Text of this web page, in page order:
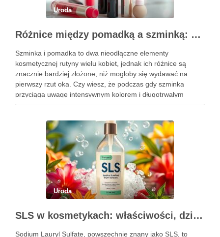
Uroda
Różnice między pomadką a szminką: co warto wiedzieć?
Szminka i pomadka to dwa nieodłączne elementy
kosmetycznej rutyny wielu kobiet, jednak ich różnice są
znacznie bardziej złożone, niż mogłoby się wydawać na
pierwszy rzut oka. Czy wiesz, że podczas gdy szminka
przyciąga uwagę intensywnym kolorem i długotrwałym
efektem, pomadka oferuje delikatniejsze, nawilżające
Uroda
SLS w kosmetykach: właściwości, działanie i skutki uboczne
Sodium Lauryl Sulfate, powszechnie znany jako SLS, to